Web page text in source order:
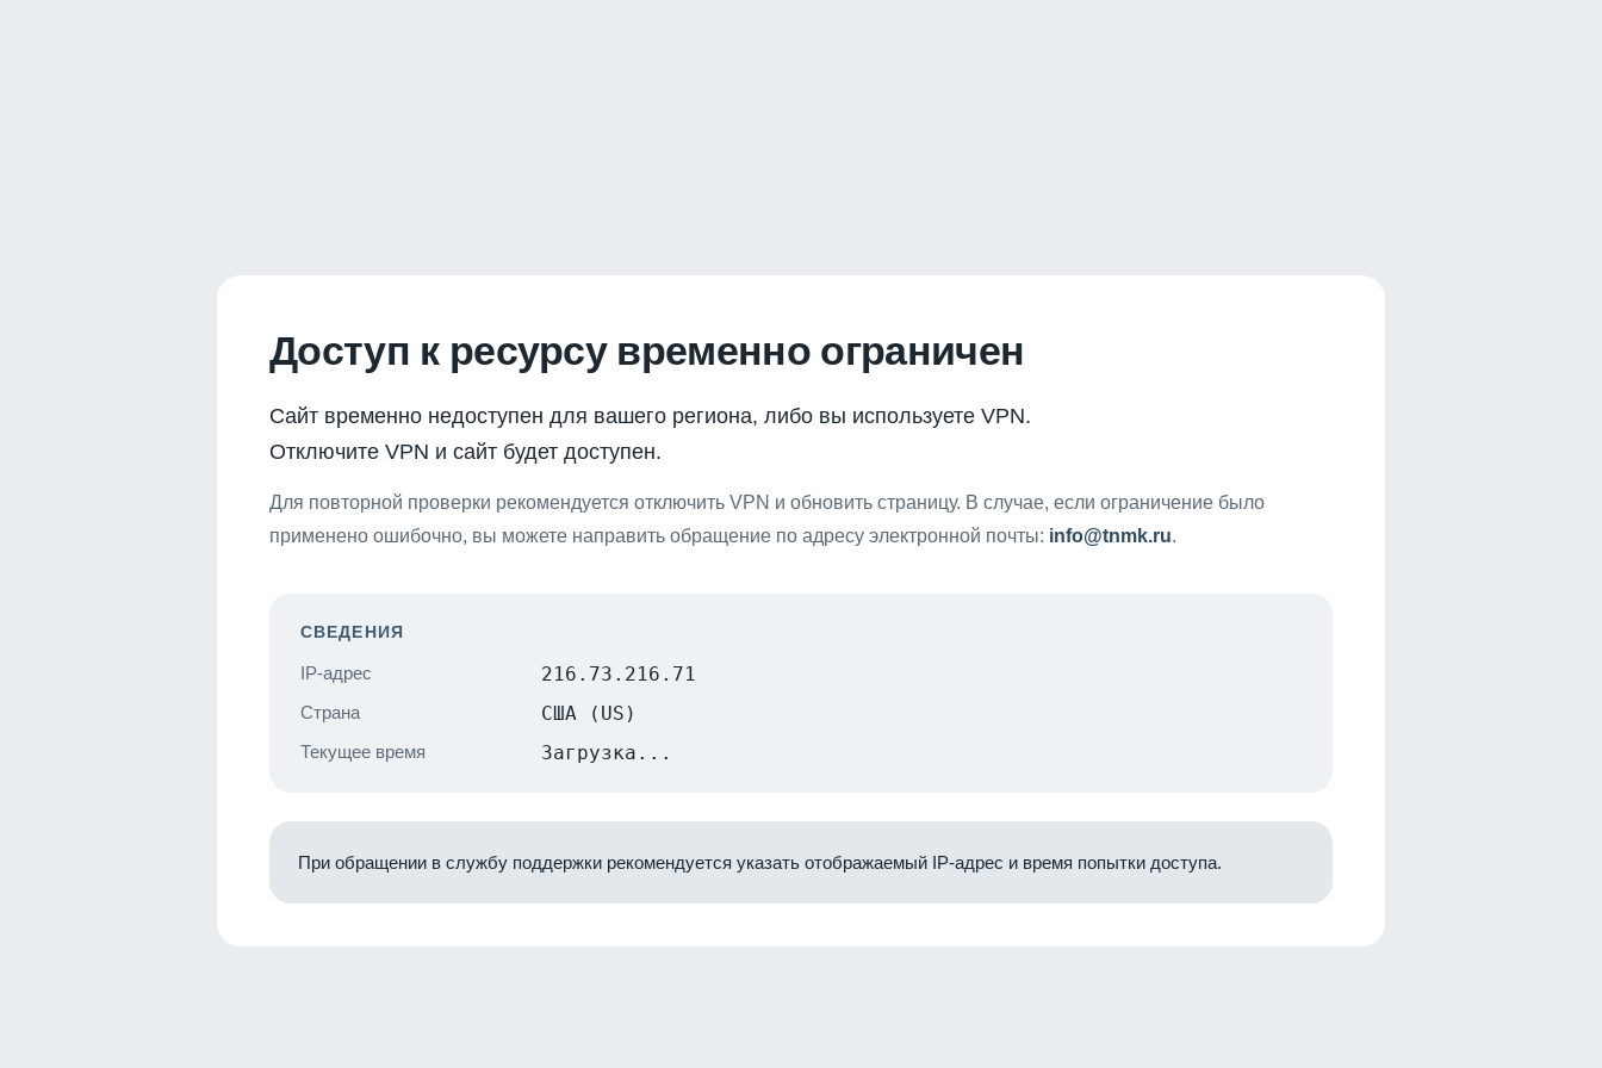
Доступ к ресурсу временно ограничен
Сайт временно недоступен для вашего региона, либо вы используете VPN.
Отключите VPN и сайт будет доступен.
Для повторной проверки рекомендуется отключить VPN и обновить страницу. В случае, если ограничение было
применено ошибочно, вы можете направить обращение по адресу электронной почты: info@tnmk.ru.
СВЕДЕНИЯ
IP-адрес 216.73.216.71
Страна США (US)
Текущее время Загрузка...
При обращении в службу поддержки рекомендуется указать отображаемый IP-адрес и время попытки доступа.